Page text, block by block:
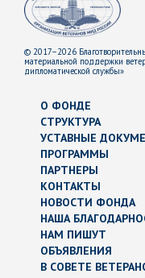
© 2017–2026
материальной поддержки
дипломатической службы»
О ФОНДЕ
СТРУКТУРА
УСТАВНЫЕ
ПРОГРАММЫ
ПАРТНЕРЫ
КОНТАКТЫ
НОВОСТИ ФОНДА
НАША
НАМ ПИШУТ
ОБЪЯВЛЕНИЯ
В СОВЕТЕ